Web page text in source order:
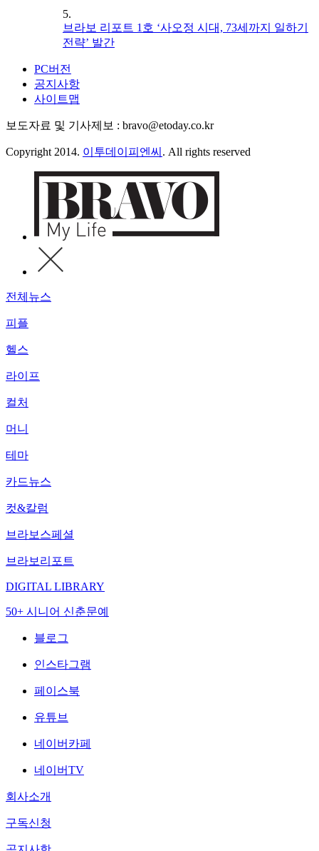
5.
브라보 리포트 1호 ‘사오정 시대, 73세까지 일하기
전략’ 발간
PC버전
공지사항
사이트맵
보도자료 및 기사제보 : bravo@etoday.co.kr
Copyright 2014. 이투데이피엔씨 . All rights reserved
전체뉴스
피플
헬스
라이프
컬처
머니
테마
카드뉴스
컷&칼럼
브라보스페셜
브라보리포트
DIGITAL LIBRARY
50+ 시니어 신춘문예
블로그
인스타그램
페이스북
유튜브
네이버카페
네이버TV
회사소개
구독신청